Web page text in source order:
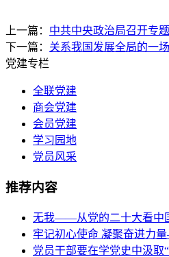
上一篇： 中共中央政治局召开专
下一篇： 关系我国发展全局的一
党建专栏
全联党建
商会党建
会员党建
学习园地
党员风采
推荐内容
无我——从党的二十大看中
牢记初心使命 凝聚奋进力
党员干部要在学党史中汲取